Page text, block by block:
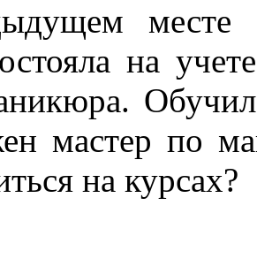
месте
на
мастер по
на курсах?